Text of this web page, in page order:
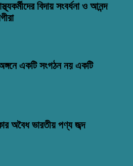
বিদায় সংবর্ধনা ও আনন্দ
অঙ্গনে একটি সংগঠন নয় একটি
অবৈধ ভারতীয় পণ্য জব্দ